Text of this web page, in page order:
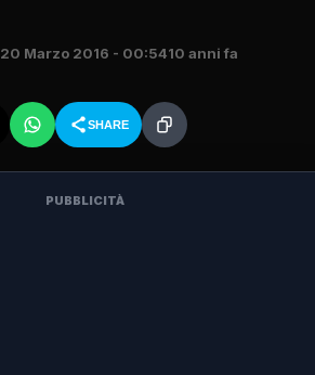
20 Marzo 2016 - 00:5410 anni fa
SHARE
PUBBLICITÀ